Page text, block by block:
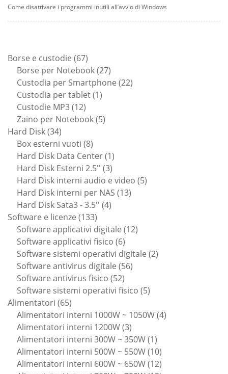
Come disattivare i programmi inutili all’avvio di Windows
Borse e custodie 6767
prodotti
Borse per Notebook 2727
prodotti
Custodia per Smartphone 2222
Custodia per tablet 11
Custodie MP3 1212
prodotti
Zaino per Notebook 55
Hard Disk 3434
prodotti
Box esterni vuoti 88
prodotti
Hard Disk Data Center 11
prodotto
Hard Disk Esterni 2.5'' 33
prodotti
Hard Disk interni audio e video 55
Hard Disk interni per NAS 1313
Hard Disk Sata3 - 3.5'' 44
Software e licenze 133133
prodotti
Software applicativi digitale 1212
Software applicativi fisico 66
prodotti
Software sistemi operativi digitale 22
Software antivirus digitale 5656
Software antivirus fisico 5252
prodotti
Software sistemi operativi fisico 55
Alimentatori 6565
prodotti
Alimentatori interni 1000W ~ 1050W 44
Alimentatori interni 1200W 33
prodotti
Alimentatori interni 300W ~ 350W 11
prodotto
Alimentatori interni 500W ~ 550W 1010
prodotti
Alimentatori interni 600W ~ 650W 1212